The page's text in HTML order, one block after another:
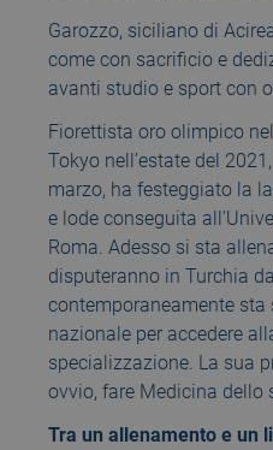
Garozzo, siciliano di
come con sacrificio e
avanti studio e sport con
Fiorettista oro olimpico
Tokyo nell’estate del
marzo, ha festeggiato la
e lode conseguita
Roma. Adesso si sta
disputeranno in Turchia
contemporaneamente
nazionale per accedere
specializzazione. La sua
ovvio, fare Medicina dello
Tra un allenamento e un